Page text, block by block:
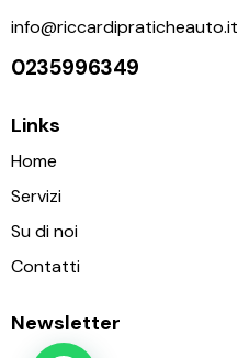
info@riccardipraticheauto.it
0235996349
Links
Home
Servizi
Su di noi
Contatti
Newsletter